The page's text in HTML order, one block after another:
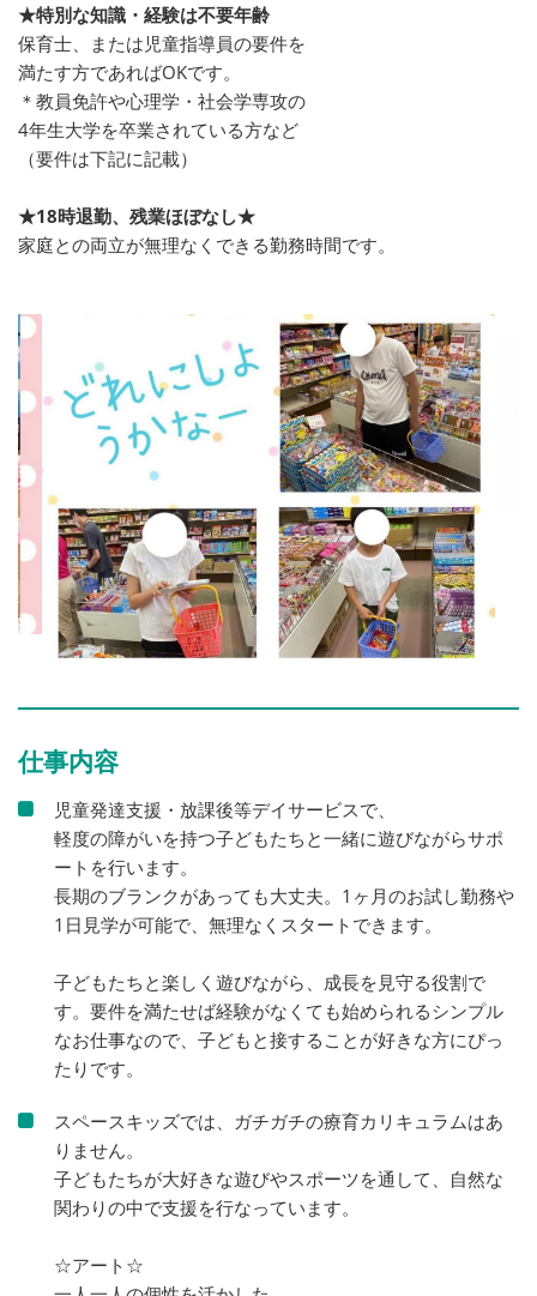
★特別な知識・経験は不要年齢
保育士、または児童指導員の要件を
満たす方であればOKです。
＊教員免許や心理学・社会学専攻の
4年生大学を卒業されている方など
（要件は下記に記載）
★18時退勤、残業ほぼなし★
家庭との両立が無理なくできる勤務時間です。
仕事内容
児童発達支援・放課後等デイサービスで、
軽度の障がいを持つ子どもたちと一緒に遊びながらサポ
ートを行います。
長期のブランクがあっても大丈夫。1ヶ月のお試し勤務や
1日見学が可能で、無理なくスタートできます。
子どもたちと楽しく遊びながら、成長を見守る役割で
す。要件を満たせば経験がなくても始められるシンプル
なお仕事なので、子どもと接することが好きな方にぴっ
たりです。
スペースキッズでは、ガチガチの療育カリキュラムはあ
りません。
子どもたちが大好きな遊びやスポーツを通して、自然な
関わりの中で支援を行なっています。
☆アート☆